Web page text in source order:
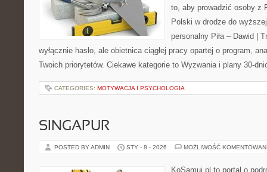
to, aby prowadzić osoby z
Polski w drodze do
personalny Piła – Dawid |
wyłącznie hasło, ale obietnica ciągłej pracy opartej o program,
Twoich priorytetów. Ciekawe kategorie to Wyzwania i plany 30-
CATEGORIES: MOTYWACJA I PSYCHOLOGIA
SINGAPUR
POSTED BY ADMIN STY - 8 - 2026 MOŻLIWOŚĆ
KoSamui.pl to portal o